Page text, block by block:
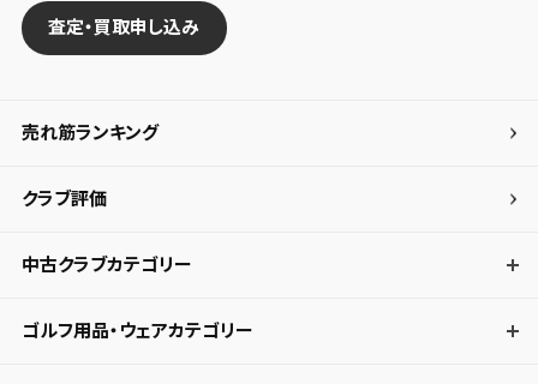
査定・買取申し込み
売れ筋ランキング
クラブ評価
中古クラブカテゴリー
ゴルフ用品・ウェアカテゴリー